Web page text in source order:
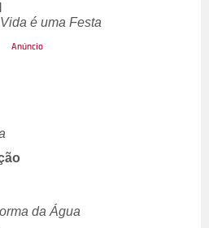
é uma Festa
da Água